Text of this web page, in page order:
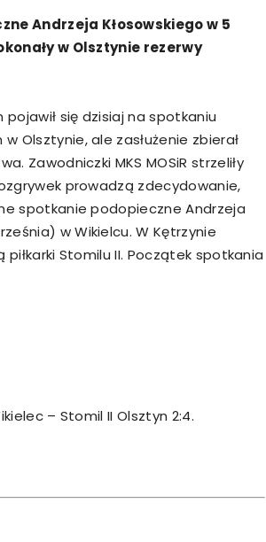
Andrzeja Kłosowskiego w 5
w Olsztynie rezerwy
pojawił się dzisiaj na spotkaniu
Olsztynie, ale zasłużenie zbierał
Zawodniczki MKS MOSiR strzeliły
prowadzą zdecydowanie,
spotkanie podopieczne Andrzeja
w Wikielcu. W Kętrzynie
Stomilu II. Początek spotkania
– Stomil II Olsztyn 2:4.